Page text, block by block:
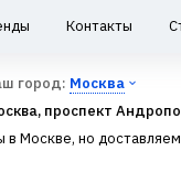
Контакты
город: Москва
проспект
в Москве, но